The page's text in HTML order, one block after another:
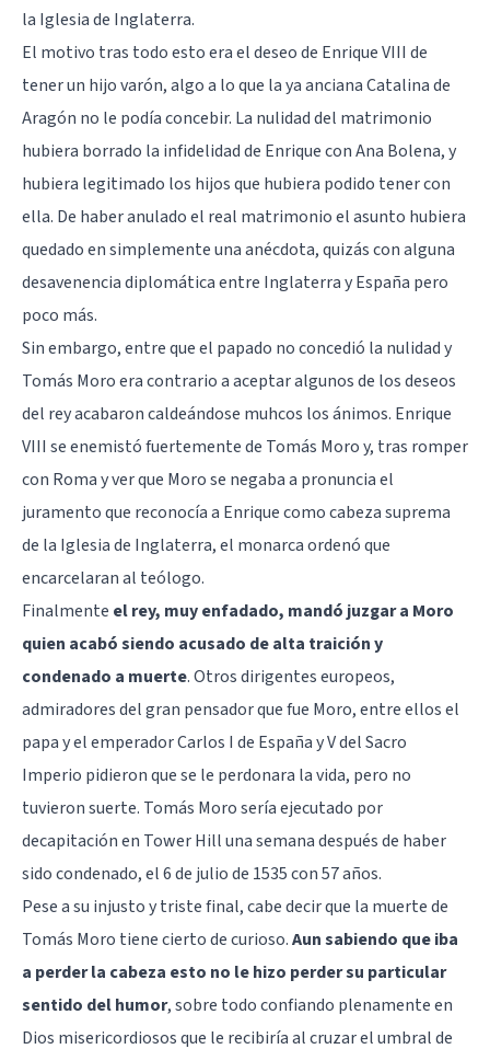
la Iglesia de Inglaterra.
El motivo tras todo esto era el deseo de Enrique VIII de
tener un hijo varón, algo a lo que la ya anciana Catalina de
Aragón no le podía concebir. La nulidad del matrimonio
hubiera borrado la infidelidad de Enrique con Ana Bolena, y
hubiera legitimado los hijos que hubiera podido tener con
ella. De haber anulado el real matrimonio el asunto hubiera
quedado en simplemente una anécdota, quizás con alguna
desavenencia diplomática entre Inglaterra y España pero
poco más.
Sin embargo, entre que el papado no concedió la nulidad y
Tomás Moro era contrario a aceptar algunos de los deseos
del rey acabaron caldeándose muhcos los ánimos. Enrique
VIII se enemistó fuertemente de Tomás Moro y, tras romper
con Roma y ver que Moro se negaba a pronuncia el
juramento que reconocía a Enrique como cabeza suprema
de la Iglesia de Inglaterra, el monarca ordenó que
encarcelaran al teólogo.
Finalmente el rey, muy enfadado, mandó juzgar a Moro
quien acabó siendo acusado de alta traición y
condenado a muerte. Otros dirigentes europeos,
admiradores del gran pensador que fue Moro, entre ellos el
papa y el emperador Carlos I de España y V del Sacro
Imperio pidieron que se le perdonara la vida, pero no
tuvieron suerte. Tomás Moro sería ejecutado por
decapitación en Tower Hill una semana después de haber
sido condenado, el 6 de julio de 1535 con 57 años.
Pese a su injusto y triste final, cabe decir que la muerte de
Tomás Moro tiene cierto de curioso.Aun sabiendo que iba
a perder la cabeza esto no le hizo perder su particular
sentido del humor, sobre todo confiando plenamente en
Dios misericordiosos que le recibiría al cruzar el umbral de